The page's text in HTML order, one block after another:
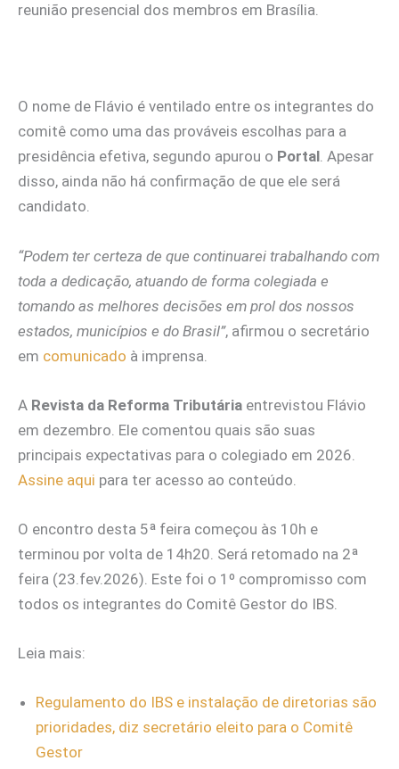
reunião presencial dos membros em Brasília.
O nome de Flávio é ventilado entre os integrantes do
comitê como uma das prováveis escolhas para a
presidência efetiva, segundo apurou o Portal. Apesar
disso, ainda não há confirmação de que ele será
candidato.
“Podem ter certeza de que continuarei trabalhando com
toda a dedicação, atuando de forma colegiada e
tomando as melhores decisões em prol dos nossos
estados, municípios e do Brasil”, afirmou o secretário
em comunicado à imprensa.
A Revista da Reforma Tributária entrevistou Flávio
em dezembro. Ele comentou quais são suas
principais expectativas para o colegiado em 2026.
Assine aqui para ter acesso ao conteúdo.
O encontro desta 5ª feira começou às 10h e
terminou por volta de 14h20. Será retomado na 2ª
feira (23.fev.2026). Este foi o 1º compromisso com
todos os integrantes do Comitê Gestor do IBS.
Leia mais:
Regulamento do IBS e instalação de diretorias são
prioridades, diz secretário eleito para o Comitê
Gestor